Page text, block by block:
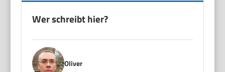
Wer schreibt hier?
Oliver